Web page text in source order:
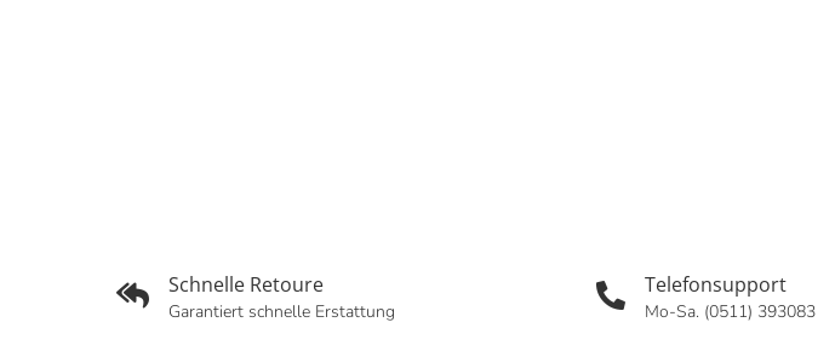
Schnelle Retoure
Garantiert schnelle Erstattung
Telefonsupport
Mo-Sa. (0511) 393083